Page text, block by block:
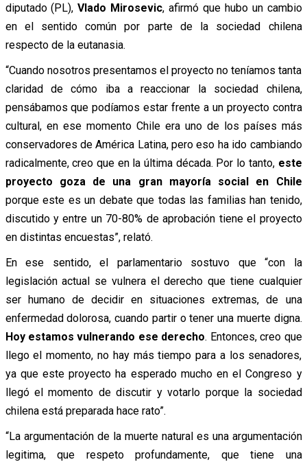
diputado (PL),Vlado Mirosevic, afirmó que hubo un cambio
en el sentido común por parte de la sociedad chilena
respecto de la eutanasia.
“Cuando nosotros presentamos el proyecto no teníamos tanta
claridad de cómo iba a reaccionar la sociedad chilena,
pensábamos que podíamos estar frente a un proyecto contra
cultural, en ese momento Chile era uno de los países más
conservadores de América Latina, pero eso ha ido cambiando
radicalmente, creo que en la última década. Por lo tanto,este
proyecto goza de una gran mayoría social en Chile
porque este es un debate que todas las familias han tenido,
discutido y entre un 70-80% de aprobación tiene el proyecto
en distintas encuestas”, relató.
En ese sentido, el parlamentario sostuvo que “con la
legislación actual se vulnera el derecho que tiene cualquier
ser humano de decidir en situaciones extremas, de una
enfermedad dolorosa, cuando partir o tener una muerte digna.
Hoy estamos vulnerando ese derecho. Entonces, creo que
llego el momento, no hay más tiempo para a los senadores,
ya que este proyecto ha esperado mucho en el Congreso y
llegó el momento de discutir y votarlo porque la sociedad
chilena está preparada hace rato”.
“La argumentación de la muerte natural es una argumentación
legitima, que respeto profundamente, que tiene una